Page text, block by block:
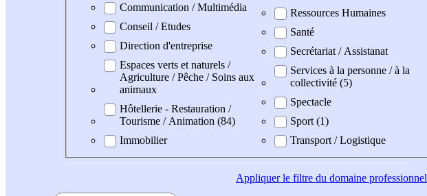
Communication / Multimédia
Conseil / Etudes
Direction d'entreprise
Espaces verts et naturels /
Agriculture / Pêche / Soins aux
animaux
Hôtellerie - Restauration /
Tourisme / Animation (84)
Immobilier
Ressources Humaines
Santé
Secrétariat / Assistanat
Services à la personne / à la
collectivité (5)
Spectacle
Sport (1)
Transport / Logistique
Appliquerle filtre du domaine professionnel